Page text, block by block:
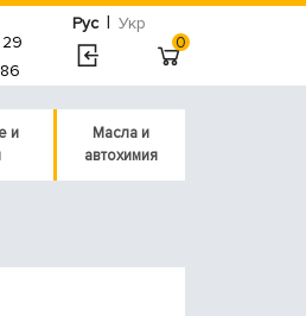
Рус | Укр
0
и
Масла и
автохимия